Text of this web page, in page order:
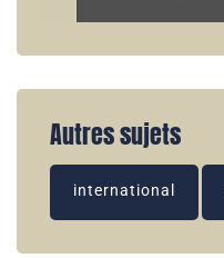
Autres sujets
international